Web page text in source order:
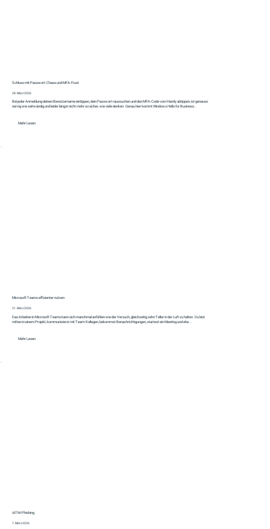
Schluss mit Passwort-Chaos und MFA-Frust
28. März 2026
Bei jeder Anmeldung deinen Benutzername eintippen, dein Passwort raussuchen und den MFA-Code vom Handy abtippen, ist genauso
nervig wie zeitwändig und leider längst nicht mehr so sicher, wie viele denken. Genau hier kommt Windows Hello for Business..
Mehr Lesen
Microsoft Teams effizienter nutzen
21. März 2026
Das Arbeiten in Microsoft Teams kann sich manchmal anfühlen wie der Versuch, gleichzeitig zehn Teller in der Luft zu halten. Du bist
mitten in einem Projekt, kommunizierst mit Team-Kollegen, bekommst Benachrichtigungen, startest ein Meeting und ehe...
Mehr Lesen
AiTM‑Phishing
7. März 2026